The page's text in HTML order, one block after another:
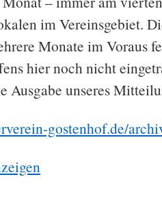
im Vereinsgebiet.
Monate im Voraus
hier noch nicht
Ausgabe unseres
gostenhof.de/